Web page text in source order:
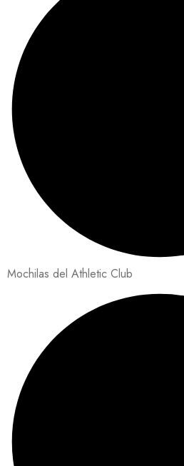
Mochilas del Athletic Club